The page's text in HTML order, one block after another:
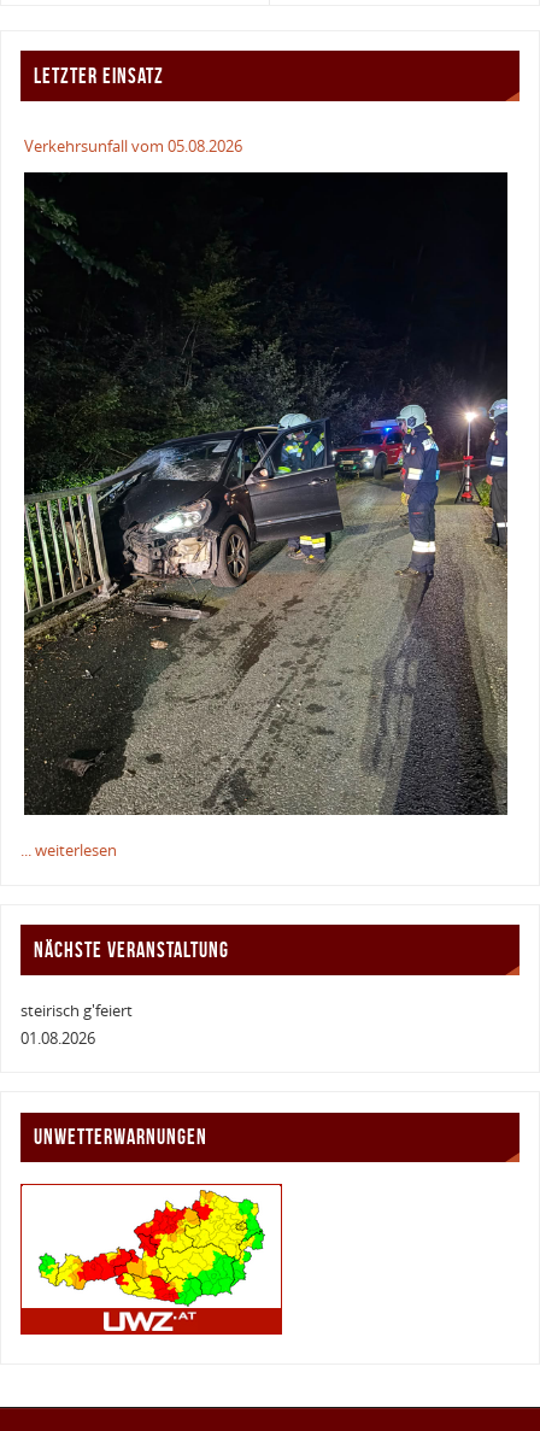
LETZTER EINSATZ
Verkehrsunfall vom 05.08.2026
... weiterlesen
NÄCHSTE VERANSTALTUNG
steirisch g'feiert
01.08.2026
UNWETTERWARNUNGEN